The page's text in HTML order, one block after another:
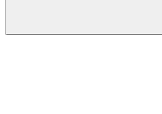
Buscar